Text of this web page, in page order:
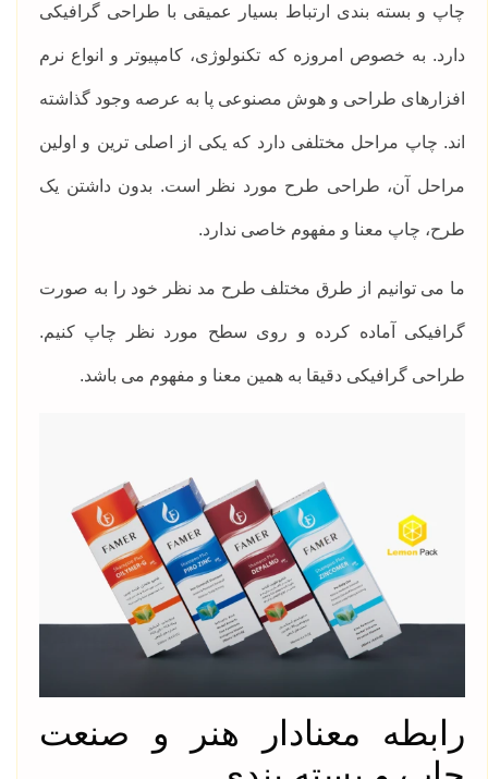
چاپ و بسته بندی ارتباط بسیار عمیقی با طراحی گرافیکی
دارد. به خصوص امروزه که تکنولوژی، کامپیوتر و انواع نرم
افزارهای طراحی و هوش مصنوعی پا به عرصه وجود گذاشته
اند. چاپ مراحل مختلفی دارد که یکی از اصلی ترین و اولین
مراحل آن، طراحی طرح مورد نظر است. بدون داشتن یک
طرح، چاپ معنا و مفهوم خاصی ندارد.
ما می توانیم از طرق مختلف طرح مد نظر خود را به صورت
گرافیکی آماده کرده و روی سطح مورد نظر چاپ کنیم.
طراحی گرافیکی دقیقا به همین معنا و مفهوم می باشد.
رابطه معنادار هنر و صنعت